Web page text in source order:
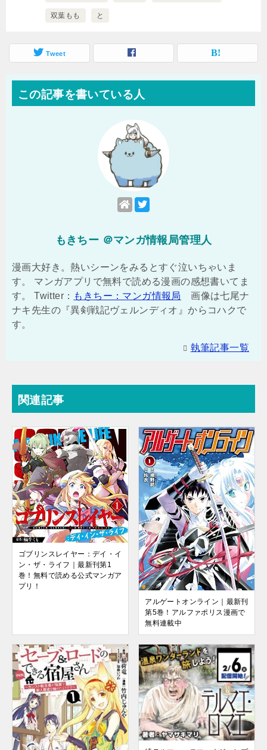
双葉もも と
Tweet
この記事を書いている人
もきちー ＠マンガ情報局管理人
漫画大好き。熱いシーンをみるとすぐ泣いちゃいま
す。 マンガアプリで無料で読める漫画の感想書いてま
す。 Twitter： もきちー：マンガ情報局
画像は七尾ナ
ナキ先生の『異剣戦記ヴェルンディオ』からコハクで
す。
執筆記事一覧
関連記事
ゴブリンスレイヤー：デイ・イ
ン・ザ・ライフ｜最新刊第1
巻！無料で読める公式マンガア
プリ！
アルゲートオンライン｜最新刊
第5巻！アルファポリス漫画で
無料連載中